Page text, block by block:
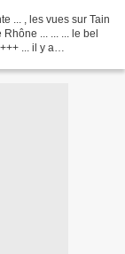
... , les vues sur Tain
Rhône ... ... ... le bel
... il y a